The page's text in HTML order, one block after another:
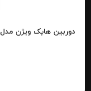
دوربین هایک ویژن مدل DS-2DE5432IWG-E